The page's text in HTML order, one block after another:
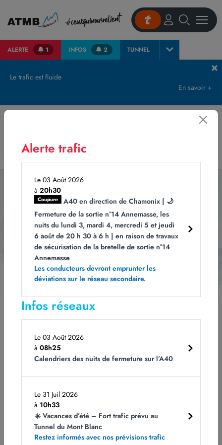
ALERTE 1 INFOS 2 TUNNEL
Le trafic est fluide
En savoir +
Alerte trafic
Le 03 Août 2026
à 20h30
Coupure
A40 en direction de Chamonix | 🌙
Fermeture de la sortie n°14 Annemasse, les
nuits du lundi 3, mardi 4, mercredi 5 et jeudi
6 août de 20 h 30 à 6 h | en raison de travaux
de sécurisation de la bretelle de sortie n°14
Annemasse
Les conducteurs devront emprunter les
déviations sur le réseau secondaire.
Infos réseaux
Le 03 Août 2026
à 08h25
Calendriers des nuits de fermeture sur l’A40
Le 31 Juil 2026
à 10h33
☀️ Vacances d’été – Fort trafic prévu au
Tunnel du Mont Blanc
Restez informés avec nos prévisions trafic
Abonnez-vous
à notre newsletter
tout moment en cliquant sur le lien dans le bas de page de nos e-mails. Pour
obtenir plus d'informations, rendez-vous sur notre page
Rejoignez-nous
CDI et CDD
Alternance et stage
Candidature spontanée
Le Tunnel du Mont Blanc